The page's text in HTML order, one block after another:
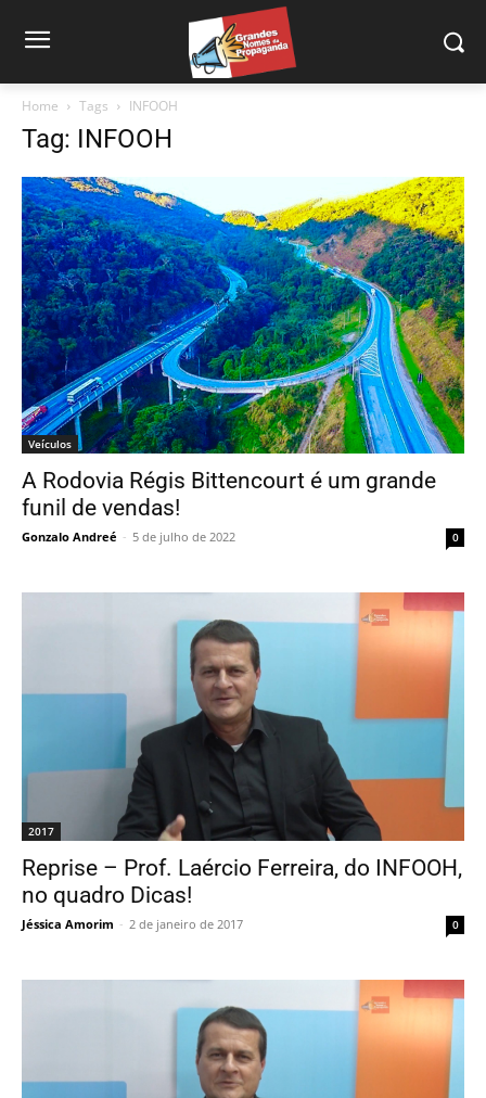
Home Tags INFOOH
Tag: INFOOH
Veículos
A Rodovia Régis Bittencourt é um grande
funil de vendas!
Gonzalo Andreé - 5 de julho de 2022 0
2017
Reprise – Prof. Laércio Ferreira, do INFOOH,
no quadro Dicas!
Jéssica Amorim - 2 de janeiro de 2017 0